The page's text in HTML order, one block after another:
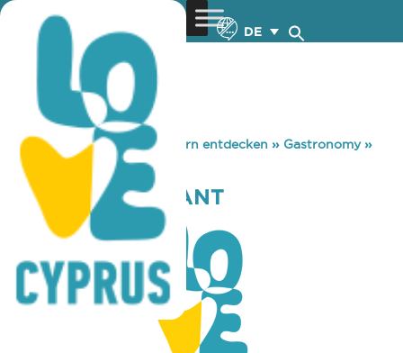
DE
You are here: Home »Zypern entdecken » Gastronomy»
STEGI RESTAURANT
STEGI RESTAURANT